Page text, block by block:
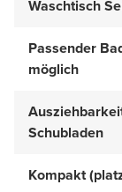
Waschtisch
Passender
möglich
Schubladen
Kompakt